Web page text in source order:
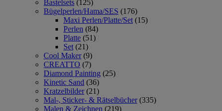
Bastelsets (125)
Bügelperlen/Hama/SES (176)
Maxi Perlen/Platte/Set (15)
Perlen (84)
Platte (51)
Set (21)
Cool Maker (9)
CREATTO (7)
Diamond Painting (25)
Kinetic Sand (36)
Kratzelbilder (21)
Mal-, Sticker- & Rätselbücher (335)
Malen & Zeichnen (219)